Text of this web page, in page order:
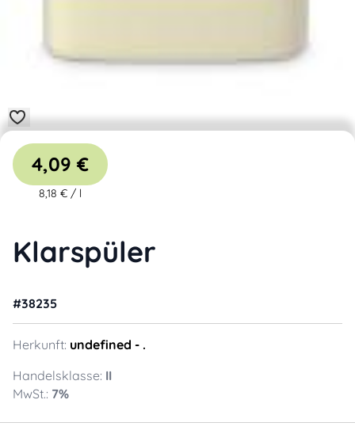
Klarspüler
#38235
Herkunft: undefined - .
Handelsklasse: II
MwSt.: 7%
4,09 €
8,18 € / l